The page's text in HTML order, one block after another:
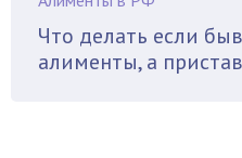
Что делать если
алименты, а